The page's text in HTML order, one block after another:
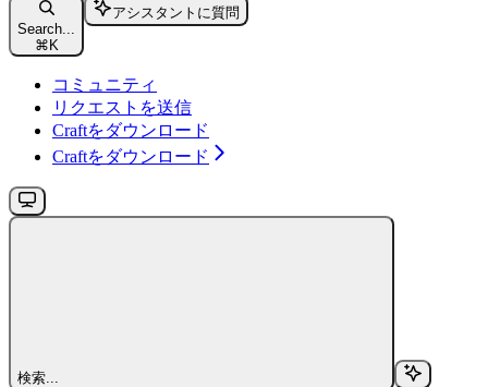
Search...
⌘ K
アシスタントに質問
コミュニティ
リクエストを送信
Craftをダウンロード
Craftをダウンロード
検索...